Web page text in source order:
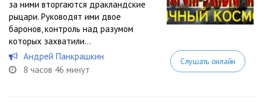
за ними вторгаются дракландские
рыцари. Руководят ими двое
баронов, контроль над разумом
которых захватили...
Андрей Панкрашкин
8 часов 46 минут
Слушать онлайн